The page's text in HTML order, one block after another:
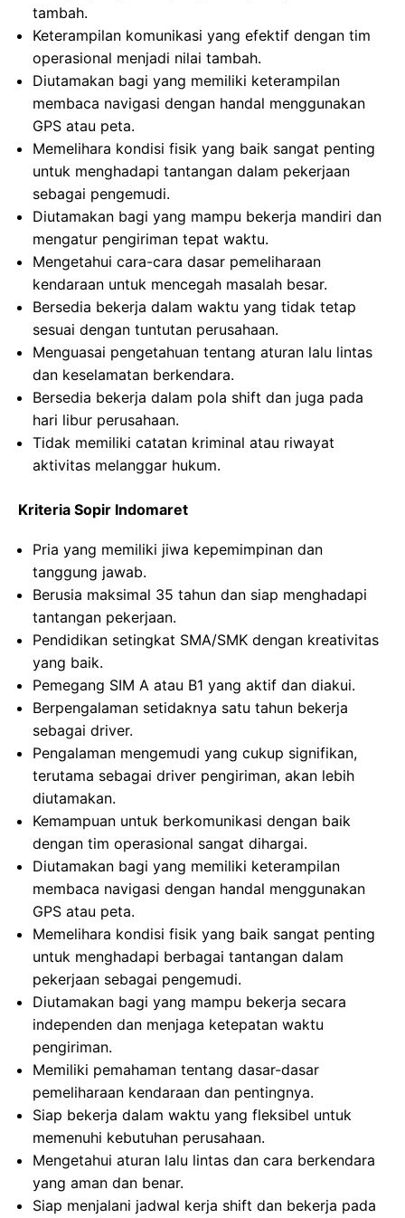
tambah.
Keterampilan komunikasi yang efektif dengan tim
operasional menjadi nilai tambah.
Diutamakan bagi yang memiliki keterampilan
membaca navigasi dengan handal menggunakan
GPS atau peta.
Memelihara kondisi fisik yang baik sangat penting
untuk menghadapi tantangan dalam pekerjaan
sebagai pengemudi.
Diutamakan bagi yang mampu bekerja mandiri dan
mengatur pengiriman tepat waktu.
Mengetahui cara-cara dasar pemeliharaan
kendaraan untuk mencegah masalah besar.
Bersedia bekerja dalam waktu yang tidak tetap
sesuai dengan tuntutan perusahaan.
Menguasai pengetahuan tentang aturan lalu lintas
dan keselamatan berkendara.
Bersedia bekerja dalam pola shift dan juga pada
hari libur perusahaan.
Tidak memiliki catatan kriminal atau riwayat
aktivitas melanggar hukum.
Kriteria Sopir Indomaret
Pria yang memiliki jiwa kepemimpinan dan
tanggung jawab.
Berusia maksimal 35 tahun dan siap menghadapi
tantangan pekerjaan.
Pendidikan setingkat SMA/SMK dengan kreativitas
yang baik.
Pemegang SIM A atau B1 yang aktif dan diakui.
Berpengalaman setidaknya satu tahun bekerja
sebagai driver.
Pengalaman mengemudi yang cukup signifikan,
terutama sebagai driver pengiriman, akan lebih
diutamakan.
Kemampuan untuk berkomunikasi dengan baik
dengan tim operasional sangat dihargai.
Diutamakan bagi yang memiliki keterampilan
membaca navigasi dengan handal menggunakan
GPS atau peta.
Memelihara kondisi fisik yang baik sangat penting
untuk menghadapi berbagai tantangan dalam
pekerjaan sebagai pengemudi.
Diutamakan bagi yang mampu bekerja secara
independen dan menjaga ketepatan waktu
pengiriman.
Memiliki pemahaman tentang dasar-dasar
pemeliharaan kendaraan dan pentingnya.
Siap bekerja dalam waktu yang fleksibel untuk
memenuhi kebutuhan perusahaan.
Mengetahui aturan lalu lintas dan cara berkendara
yang aman dan benar.
Siap menjalani jadwal kerja shift dan bekerja pada